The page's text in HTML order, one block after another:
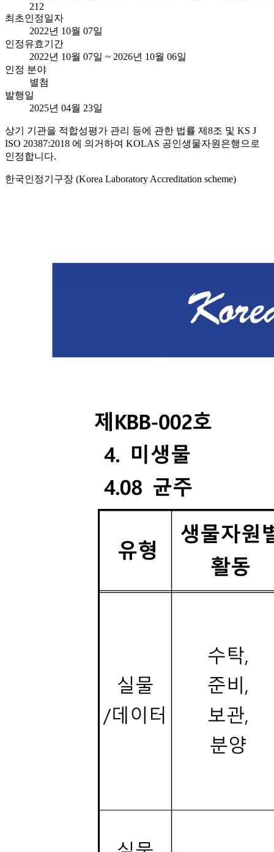
212
최초인정일자
2022년 10월 07일
인정유효기간
2022년 10월 07일 ~ 2026년 10월 06일
인정 분야
별첨
발행일
2025년 04월 23일
상기 기관을 적합성평가 관리 등에 관한 법률 제8조 및 KS J
ISO 20387:2018 에 의거하여 KOLAS 공인생물자원은행으로
인정합니다.
한국인정기구장 (Korea Laboratory Accreditation scheme)